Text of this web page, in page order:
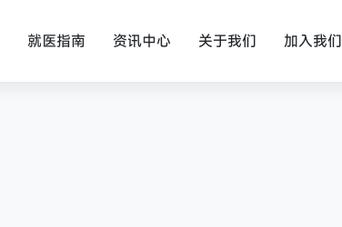
就医指南 资讯中心 关于我们 加入我们